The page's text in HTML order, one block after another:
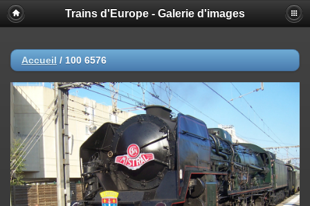
Trains d'Europe - Galerie d'images
Accueil / 100 6576